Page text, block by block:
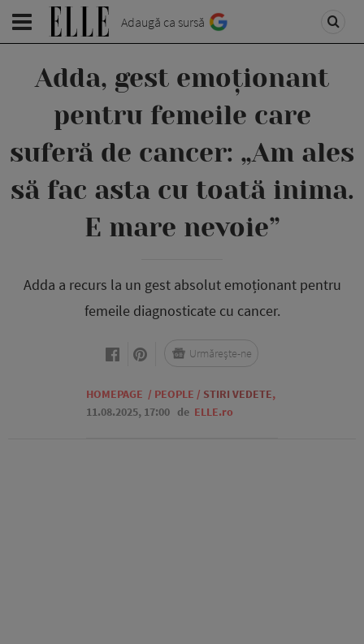
Adaugă ca sursă
Adda, gest emoționant
pentru femeile care
suferă de cancer: „Am ales
să fac asta cu toată inima.
E mare nevoie”
Adda a recurs la un gest absolut emoționant pentru
femeile diagnosticate cu cancer.
HOMEPAGE / PEOPLE / STIRI VEDETE,
11.08.2025, 17:00 de ELLE.ro
Urmărește-ne